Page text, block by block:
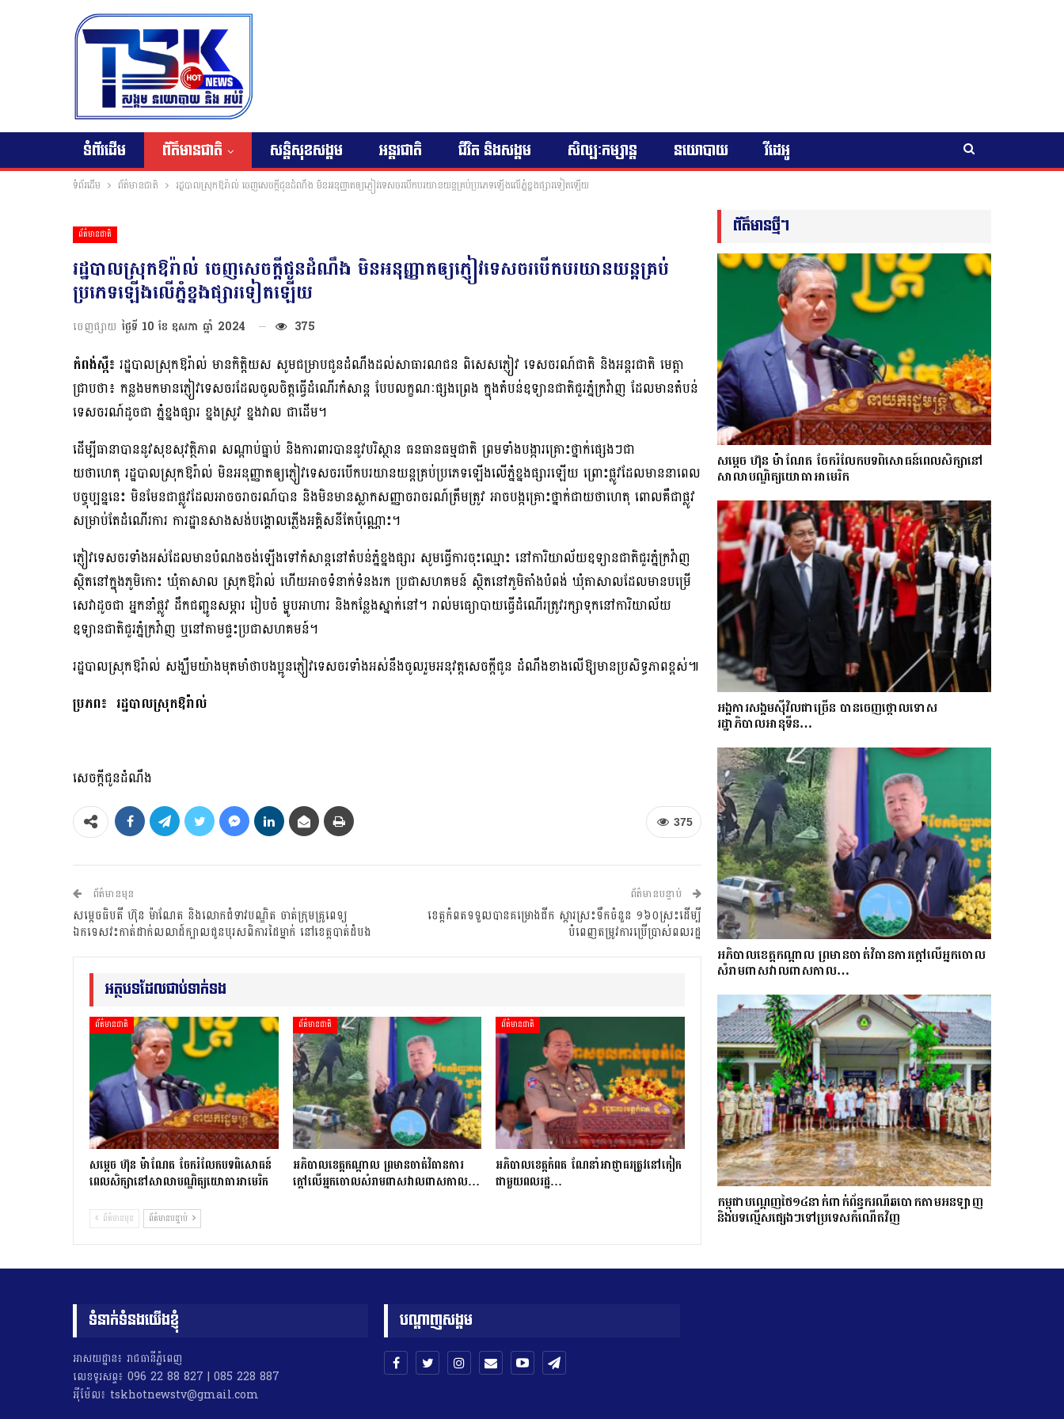
ទំព័រដើម ព័ត៌មានជាតិ សន្តិសុខសង្គម អន្តរជាតិ ជីវិត និងសង្គម សិល្បៈកម្សាន្ត នយោបាយ វីដេអូ
ទំព័រដើម ព័ត៌មានជាតិ រដ្ឋបាលស្រុកឱរ៉ាល់ ចេញសេចក្តីជូនដំណឹង មិនអនុញ្ញាតឲ្យភ្ញៀវទេសចរបើកបរយានយន្តគ្រប់ប្រភេទឡើងលើភ្នំខ្នងផ្សារទៀតឡើយ
ព័ត៌មានជាតិ
រដ្ឋបាលស្រុកឱរ៉ាល់ ចេញសេចក្តីជូនដំណឹង មិនអនុញ្ញាតឲ្យភ្ញៀវទេសចរបើកបរយានយន្តគ្រប់
ប្រភេទឡើងលើភ្នំខ្នងផ្សារទៀតឡើយ
ចេញផ្សាយ ថ្ងៃទី 10 ខែ ឧសភា ឆ្នាំ 2024 375
កំពង់ស្ពឺ៖ រដ្ឋបាលស្រុកឱរ៉ាល់ មានកិត្តិយស សូមជម្រាបជូនដំណឹងដល់សាធារណជន ពិសេសភ្ញៀវ ទេសចរណ៍ជាតិ និងអន្តរជាតិ មេត្តា
ជ្រាបថា៖ កន្លងមកមានភ្ញៀវទេសចរដែលចូលចិត្តធ្វើដំណើរកំសាន្ត បែបលក្ខណៈផ្សងព្រេង ក្នុងតំបន់ឧទ្យានជាតិជួរភ្នំក្រវ៉ាញ ដែលមានតំបន់
ទេសចរណ៍ដូចជា ភ្នំខ្នងផ្សារ ខ្នងស្រូវ ខ្នងវាល ជាដើម។
ដើម្បីធានាបាននូវសុខសុវត្ថិភាព សណ្តាប់ធ្នាប់ និងការពារបាននូវបរិស្ថាន ធនធានធម្មជាតិ ព្រមទាំងបង្ការគ្រោះថ្នាក់ផ្សេងៗជា
យថាហេតុ រដ្ឋបាលស្រុកឱរ៉ាល់ មិនអនុញ្ញាតឲ្យភ្ញៀវទេសចរបើកបរយានយន្តគ្រប់ប្រភេទឡើងលើភ្នំខ្នងផ្សារឡើយ ព្រោះផ្លូវដែលមាននាពេល
បច្ចុប្បន្ននេះ មិនមែនជាផ្លូវដែលអាចចរាចរណ៍បាន និងមិនមានស្លាកសញ្ញាចរាចរណ៍ត្រឹមត្រូវ អាចបង្កគ្រោះថ្នាក់ជាយថាហេតុ ពោលគឺជាផ្លូវ
សម្រាប់តែដំណើរការ ការដ្ឋានសាងសង់បង្គោលភ្លើងអគ្គិសនីតែប៉ុណ្ណោះ។
ភ្ញៀវទេសចរទាំងអស់ដែលមានបំណងចង់ឡើងទៅកំសាន្តនៅតំបន់ភ្នំខ្នងផ្សារ សូមធ្វើការចុះឈ្មោះ នៅការិយាល័យឧទ្យានជាតិជួរភ្នំក្រវ៉ាញ
ស្ថិតនៅក្នុងភូមិកោះ ឃុំតាសាល ស្រុកឱរ៉ាល់ ហើយអាចទំនាក់ទំនងរក ប្រជាសហគមន៍ ស្ថិតនៅភូមិតាំងបំពង់ ឃុំតាសាលដែលមានបម្រើ
សេវាដូចជា អ្នកនាំផ្លូវ ដឹកជញ្ជូនសម្ភារ រៀបចំ ម្ហូបអាហារ និងកន្លែងស្នាក់នៅ។ រាល់មធ្យោបាយធ្វើដំណើរត្រូវរក្សាទុកនៅការិយាល័យ
ឧទ្យានជាតិជួរភ្នំក្រវ៉ាញ ឬនៅតាមផ្ទះប្រជាសហគមន៍។
រដ្ឋបាលស្រុកឱរ៉ាល់ សង្ឃឹមយ៉ាងមុតមាំថាបងប្អូនភ្ញៀវទេសចរទាំងអស់នឹងចូលរួមអនុវត្តសេចក្តីជូន ដំណឹងខាងលើឱ្យមានប្រសិទ្ធភាពខ្ពស់៕
ប្រភព៖ រដ្ឋបាលស្រុកឱរ៉ាល់
សេចក្តីជូនដំណឹង
375
ព័ត៌មានមុន
សម្តេចធិបតី ហ៊ុន ម៉ាណែត និងលោកជំទាវបណ្ឌិត ចាត់ក្រុមគ្រូពេទ្យ
ឯកទេសវះកាត់ដាក់លលាដ៍ក្បាលជូនបុរសពិការដៃម្នាក់ នៅខេត្តបាត់ដំបង
ព័ត៌មានបន្ទាប់
ខេត្តកំពតទទួលបានគម្រោងជីក ស្តារស្រះទឹកចំនួន ១៦០ស្រះដើម្បី
បំពេញតម្រូវការប្រើប្រាស់ពលរដ្ឋ
អត្ថបទដែលជាប់ទាក់ទង
ព័ត៌មានជាតិ
សម្តេច ហ៊ុន ម៉ាណែត ចែករំលែកបទពិសោធន៍
ពេលសិក្សានៅសាលាបណ្ឌិត្យ​យោ​ធា​អាមេរិក
ព័ត៌មានជាតិ
អភិបាលខេត្តកណ្ដាល ព្រមានចាត់វិធានការ
ក្ដៅលើអ្នកចោលសំរាមពាសវាលពាសកាល…
ព័ត៌មានជាតិ
អភិបាលខេត្តកំពត ណែនាំអាជ្ញាធរត្រូវនៅកៀក
ជាមួយពលរដ្ឋ…
ព័ត៌មានមុន ព័ត៌មានបន្ទាប់
ព័ត៌មានថ្មីៗ
សម្តេច ហ៊ុន ម៉ាណែត ចែករំលែកបទពិសោធន៍ពេលសិក្សានៅ
សាលាបណ្ឌិត្យ​យោ​ធា​អាមេរិក
អង្គការសង្គមស៊ីវិលជាច្រើន បានចេញថ្កោលទោស
រដ្ឋាភិបាលអានុទីន…
អភិបាលខេត្តកណ្ដាល ព្រមានចាត់វិធានការក្ដៅលើអ្នកចោល
សំរាមពាសវាលពាសកាល…
កម្ពុជាបណ្ដេញថៃ១៤នាក់ពាក់ព័ន្ធករណីឆបោកតាមអនឡាញ
និងបទល្មើសផ្សេងៗទៅប្រទេសកំណើតវិញ
ទំនាក់ទំនងយើងខ្ញុំ
អាសយដ្ឋាន៖ រាជធានីភ្នំពេញ
លេខទូរសព្ទ៖ 096 22 88 827 | 085 228 887
អុីម៉ែល៖ tskhotnewstv@gmail.com
បណ្តាញសង្គម